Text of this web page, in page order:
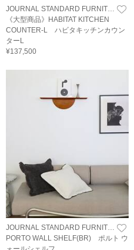
JOURNAL STANDARD FURNITURE
《大型商品》HABITAT KITCHEN
COUNTER-L ハビタキッチンカウン
ターL
¥137,500
PORTO WALL SHELF(BR) ポルト ウ